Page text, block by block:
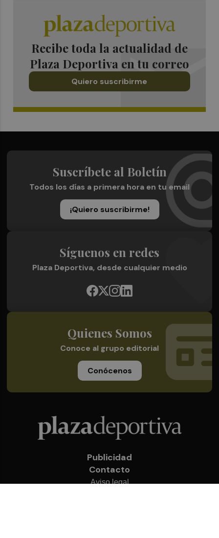
Recibe toda la actualidad de
Plaza Deportiva en tu correo
Quiero suscribirme
Suscríbete al Boletín
Todos los días a primera hora en tu email
¡Quiero suscribirme!
Síguenos en redes
Plaza Deportiva, desde cualquier medio
Quienes Somos
Conoce al grupo editorial
Conócenos
Publicidad
Contacto
Aviso legal